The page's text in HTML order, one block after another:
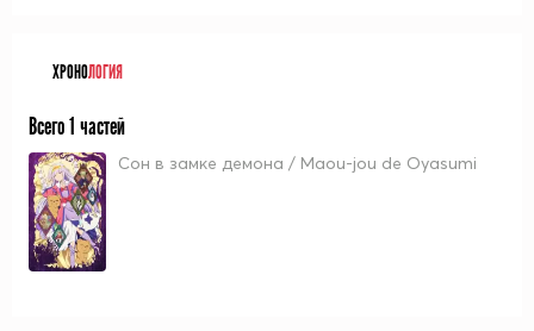
ХРОНОЛОГИЯ
Всего 1 частей
Сон в замке демона / Maou-jou de Oyasumi